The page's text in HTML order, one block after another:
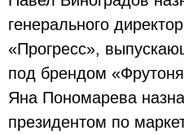
генерального
«Прогресс»,
под брендом
Яна Пономарева
президентом по